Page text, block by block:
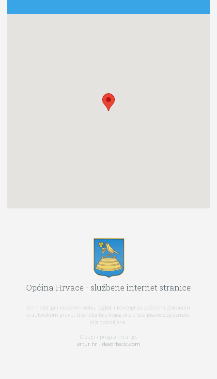
Općina Hrvace - službene internet stranice
Svi materijali na ovom webu, izgled, i koncept su zaštićeni Zakonom
o autorskom pravu. Uporaba bilo kojeg dijela bez pisane suglasnosti
nije dozvoljena.
Dizajn i programiranje:
artur.hr - davorbacic.com